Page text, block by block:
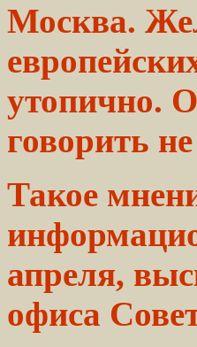
Москва.
утопично.
говорить
Такое
апреля,
офиса